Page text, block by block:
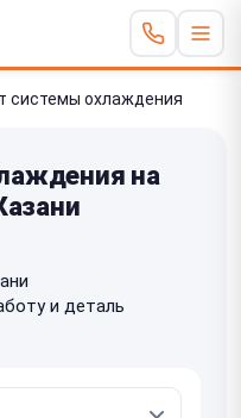
системы охлаждения
на
и деталь